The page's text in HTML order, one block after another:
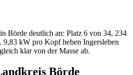
Börde deutlich an: Platz 6 von 34, 234
9,83 kW pro Kopf heben Ingersleben
klar von der Masse ab.
Börde